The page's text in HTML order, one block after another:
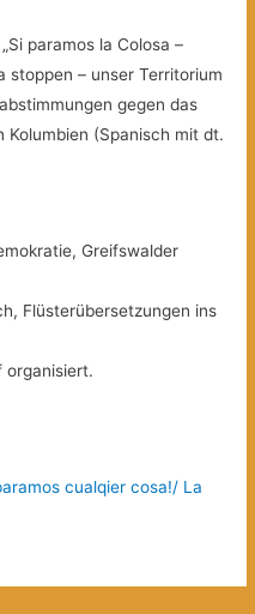
paramos la Colosa –
stoppen – unser Territorium
gegen das
Kolumbien (Spanisch mit dt.
Greifswalder
Flüsterübersetzungen ins
organisiert.
cualqier cosa!/ La